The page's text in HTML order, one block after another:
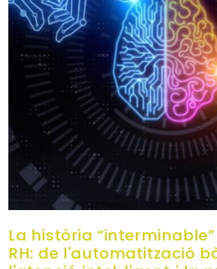
La història
RH: de l'automatització